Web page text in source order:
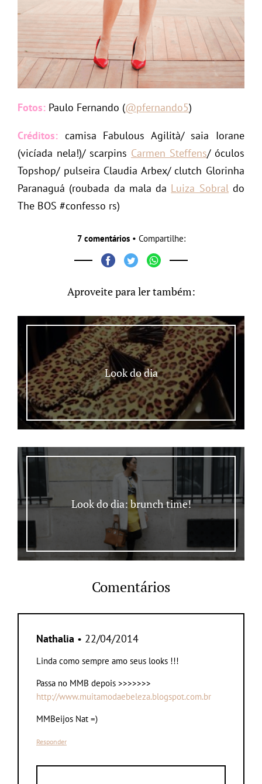
Fotos: Paulo Fernando (@pfernando5)
Créditos: camisa Fabulous Agilità/ saia Iorane
(vicíada nela!)/ scarpins Carmen Steffens/ óculos
Topshop/ pulseira Claudia Arbex/ clutch Glorinha
Paranaguá (roubada da mala da Luiza Sobraldo
The BOS #confesso rs)
7 comentários• Compartilhe:
Aproveite para ler também:
Look do dia
Look do dia: brunch time!
Comentários
Nathalia • 22/04/2014
Linda como sempre amo seus looks !!!
Passa no MMB depois >>>>>>>
http://www.muitamodaebeleza.blogspot.com.br
MMBeijos Nat =)
Responder